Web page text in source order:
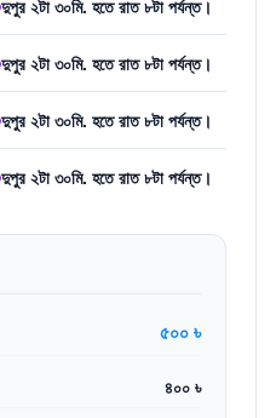
দুপুর ২টা ৩০মি. হতে রাত ৮টা পর্যন্ত।
দুপুর ২টা ৩০মি. হতে রাত ৮টা পর্যন্ত।
দুপুর ২টা ৩০মি. হতে রাত ৮টা পর্যন্ত।
দুপুর ২টা ৩০মি. হতে রাত ৮টা পর্যন্ত।
৫০০ ৳
৪০০ ৳